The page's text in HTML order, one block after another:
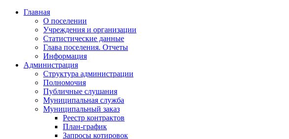
Главная
О поселении
Учреждения и организации
Статистические данные
Глава поселения. Отчеты
Информация
Администрация
Структура администрации
Полномочия
Публичные слушания
Муниципальная служба
Муниципальный заказ
Реестр контрактов
План-график
Запросы котировок